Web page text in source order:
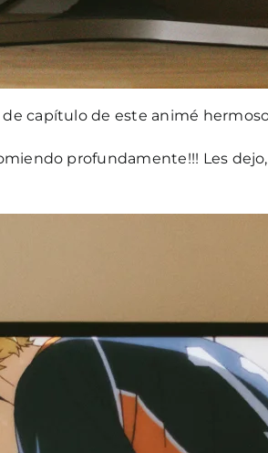
capítulo de este animé
profundamente!!! Les